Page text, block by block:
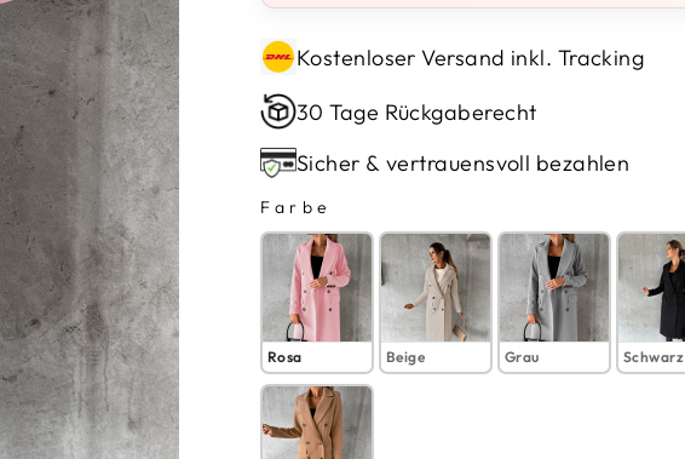
Kostenloser Versand inkl. Tracking
30 Tage Rückgaberecht
Sicher & vertrauensvoll bezahlen
Farbe
FARBE
Rosa Beige Grau Schwarz